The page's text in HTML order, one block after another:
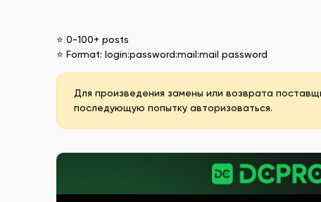
⭐ 0-100+ posts
⭐ Format: login:password:mail:mail password
Для произведения замены или возврата
последующую попытку авторизоваться.